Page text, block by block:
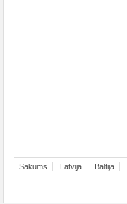
Sākums Latvija Baltija